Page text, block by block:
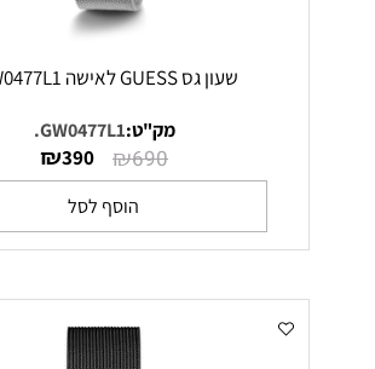
שעון גס GUESS לאישה GW0477L1.
מק"ט:GW0477L1.
₪690
₪390
הוסף לסל